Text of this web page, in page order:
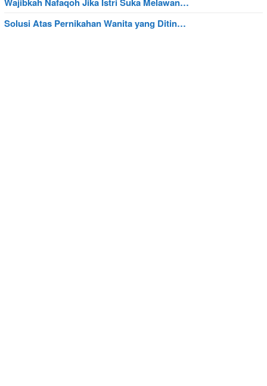
Solusi Atas Pernikahan Wanita yang Ditin…